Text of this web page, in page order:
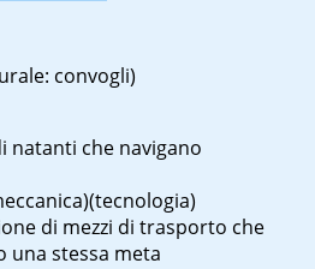
convogli)
natanti che navigano
di mezzi di trasporto che
una stessa meta